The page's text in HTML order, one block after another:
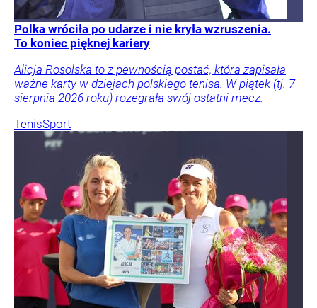
Polka wróciła po udarze i nie kryła wzruszenia.
To koniec pięknej kariery
Alicja Rosolska to z pewnością postać, która zapisała
ważne karty w dziejach polskiego tenisa. W piątek (tj. 7
sierpnia 2026 roku) rozegrała swój ostatni mecz.
TenisSport